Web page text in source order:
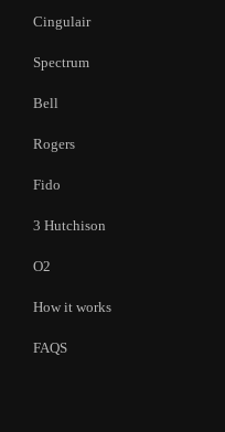
Cingulair
Spectrum
Bell
Rogers
Fido
3 Hutchison
O2
How it works
FAQS